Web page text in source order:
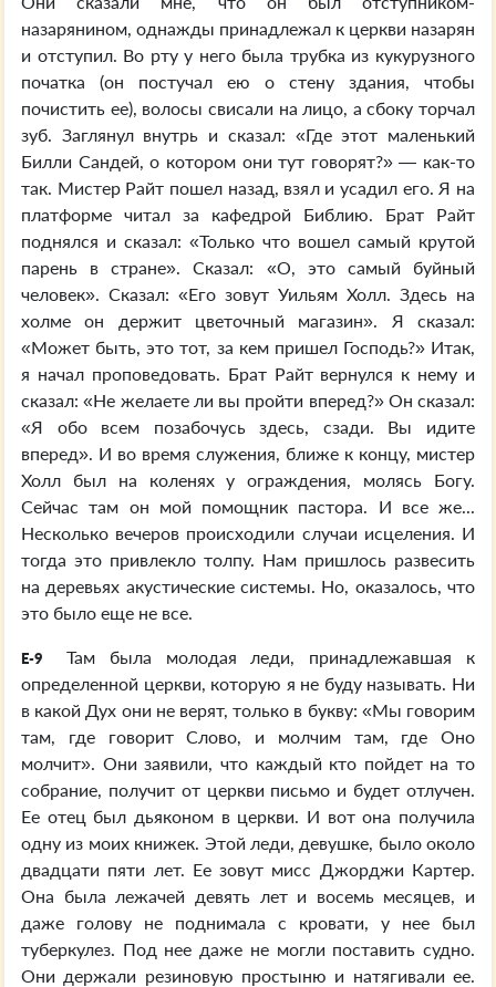
назарянином, однажды принадлежал к церкви назарян
и отступил. Во рту у него была трубка из кукурузного
початка (он постучал ею о стену здания, чтобы
почистить ее), волосы свисали на лицо, а сбоку торчал
зуб. Заглянул внутрь и сказал: «Где этот маленький
Билли Сандей, о котором они тут говорят?» — как-то
так. Мистер Райт пошел назад, взял и усадил его. Я на
платформе читал за кафедрой Библию. Брат Райт
поднялся и сказал: «Только что вошел самый крутой
парень в стране». Сказал: «О, это самый буйный
человек». Сказал: «Его зовут Уильям Холл. Здесь на
холме он держит цветочный магазин». Я сказал:
«Может быть, это тот, за кем пришел Господь?» Итак,
я начал проповедовать. Брат Райт вернулся к нему и
сказал: «Не желаете ли вы пройти вперед?» Он сказал:
«Я обо всем позабочусь здесь, сзади. Вы идите
вперед». И во время служения, ближе к концу, мистер
Холл был на коленях у ограждения, молясь Богу.
Сейчас там он мой помощник пастора. И все же...
Несколько вечеров происходили случаи исцеления. И
тогда это привлекло толпу. Нам пришлось развесить
на деревьях акустические системы. Но, оказалось, что
это было еще не все.
E-9
Там была молодая леди, принадлежавшая к
определенной церкви, которую я не буду называть. Ни
в какой Дух они не верят, только в букву: «Мы говорим
там, где говорит Слово, и молчим там, где Оно
молчит». Они заявили, что каждый кто пойдет на то
собрание, получит от церкви письмо и будет отлучен.
Ее отец был дьяконом в церкви. И вот она получила
одну из моих книжек. Этой леди, девушке, было около
двадцати пяти лет. Ее зовут мисс Джорджи Картер.
Она была лежачей девять лет и восемь месяцев, и
даже голову не поднимала с кровати, у нее был
туберкулез. Под нее даже не могли поставить судно.
Они держали резиновую простыню и натягивали ее.